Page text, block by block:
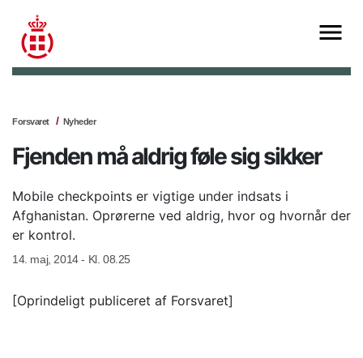
Forsvaret Nyheder
Fjenden må aldrig føle sig sikker
Mobile checkpoints er vigtige under indsats i
Afghanistan. Oprørerne ved aldrig, hvor og hvornår der
er kontrol.
14. maj, 2014 - Kl. 08.25
[Oprindeligt publiceret af Forsvaret]